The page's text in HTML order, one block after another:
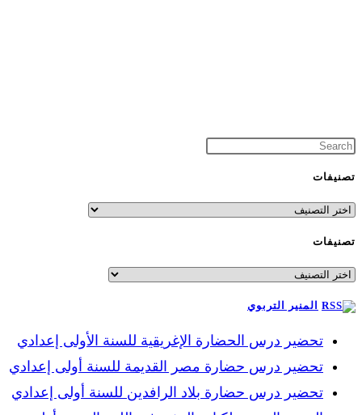
تصنيفات
تصنيفات
تصنيفات
تصنيفات
المنير التربوي
تحضير درس الحضارة الإغريقية للسنة الأولى إعدادي
تحضير درس حضارة مصر القديمة للسنة أولى إعدادي
تحضير درس حضارة بلاد الرافدين للسنة أولى إعدادي